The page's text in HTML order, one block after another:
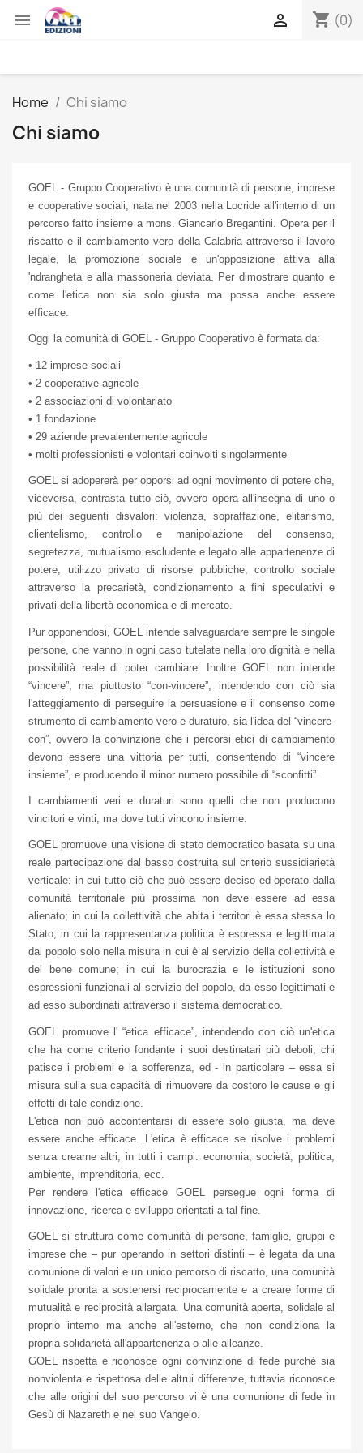
 shopping_cart (0)

Home Chi siamo
Chi siamo
GOEL - Gruppo Cooperativo è una comunità di persone, imprese
e cooperative sociali, nata nel 2003 nella Locride all'interno di un
percorso fatto insieme a mons. Giancarlo Bregantini. Opera per il
riscatto e il cambiamento vero della Calabria attraverso il lavoro
legale, la promozione sociale e un'opposizione attiva alla
'ndrangheta e alla massoneria deviata. Per dimostrare quanto e
come l'etica non sia solo giusta ma possa anche essere
efficace.
Oggi la comunità di GOEL - Gruppo Cooperativo è formata da:
• 12 imprese sociali
• 2 cooperative agricole
• 2 associazioni di volontariato
• 1 fondazione
• 29 aziende prevalentemente agricole
• molti professionisti e volontari coinvolti singolarmente
GOEL si adopererà per opporsi ad ogni movimento di potere che,
viceversa, contrasta tutto ciò, ovvero opera all'insegna di uno o
più dei seguenti disvalori: violenza, sopraffazione, elitarismo,
clientelismo, controllo e manipolazione del consenso,
segretezza, mutualismo escludente e legato alle appartenenze di
potere, utilizzo privato di risorse pubbliche, controllo sociale
attraverso la precarietà, condizionamento a fini speculativi e
privati della libertà economica e di mercato.
Pur opponendosi, GOEL intende salvaguardare sempre le singole
persone, che vanno in ogni caso tutelate nella loro dignità e nella
possibilità reale di poter cambiare. Inoltre GOEL non intende
“vincere”, ma piuttosto “con-vincere”, intendendo con ciò sia
l'atteggiamento di perseguire la persuasione e il consenso come
strumento di cambiamento vero e duraturo, sia l'idea del “vincere-
con”, ovvero la convinzione che i percorsi etici di cambiamento
devono essere una vittoria per tutti, consentendo di “vincere
insieme”, e producendo il minor numero possibile di “sconfitti”.
I cambiamenti veri e duraturi sono quelli che non producono
vincitori e vinti, ma dove tutti vincono insieme.
GOEL promuove una visione di stato democratico basata su una
reale partecipazione dal basso costruita sul criterio sussidiarietà
verticale: in cui tutto ciò che può essere deciso ed operato dalla
comunità territoriale più prossima non deve essere ad essa
alienato; in cui la collettività che abita i territori è essa stessa lo
Stato; in cui la rappresentanza politica è espressa e legittimata
dal popolo solo nella misura in cui è al servizio della collettività e
del bene comune; in cui la burocrazia e le istituzioni sono
espressioni funzionali al servizio del popolo, da esso legittimati e
ad esso subordinati attraverso il sistema democratico.
GOEL promuove l' “etica efficace”, intendendo con ciò un'etica
che ha come criterio fondante i suoi destinatari più deboli, chi
patisce i problemi e la sofferenza, ed - in particolare – essa si
misura sulla sua capacità di rimuovere da costoro le cause e gli
effetti di tale condizione.
L'etica non può accontentarsi di essere solo giusta, ma deve
essere anche efficace. L'etica è efficace se risolve i problemi
senza crearne altri, in tutti i campi: economia, società, politica,
ambiente, imprenditoria, ecc.
Per rendere l'etica efficace GOEL persegue ogni forma di
innovazione, ricerca e sviluppo orientati a tal fine.
GOEL si struttura come comunità di persone, famiglie, gruppi e
imprese che – pur operando in settori distinti – è legata da una
comunione di valori e un unico percorso di riscatto, una comunità
solidale pronta a sostenersi reciprocamente e a creare forme di
mutualità e reciprocità allargata. Una comunità aperta, solidale al
proprio interno ma anche all'esterno, che non condiziona la
propria solidarietà all'appartenenza o alle alleanze.
GOEL rispetta e riconosce ogni convinzione di fede purché sia
nonviolenta e rispettosa delle altrui differenze, tuttavia riconosce
che alle origini del suo percorso vi è una comunione di fede in
Gesù di Nazareth e nel suo Vangelo.